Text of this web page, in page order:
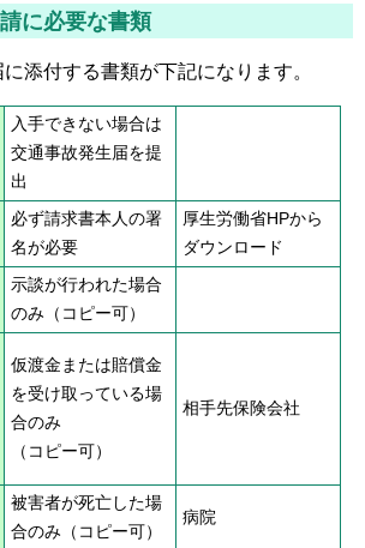
に必要な書類
添付する書類が下記になります。
入手できない場合は
交通事故発生届を提
出
必ず請求書本人の署
名が必要
厚生労働省HPから
ダウンロード
示談が行われた場合
のみ（コピー可）
仮渡金または賠償金
を受け取っている場
合のみ
（コピー可）
相手先保険会社
被害者が死亡した場
合のみ（コピー可）
病院